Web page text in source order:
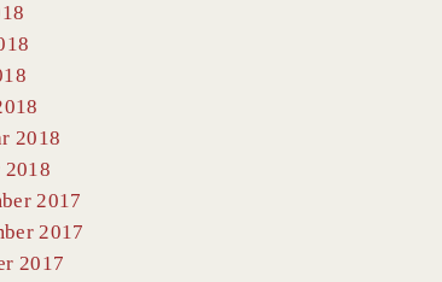
2018
2018
2017
2017
2017